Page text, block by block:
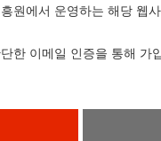
원에서 운영하는 해당 웹
한 이메일 인증을 통해 가